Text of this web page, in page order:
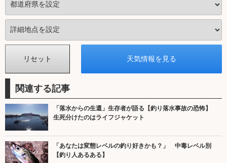
関連する記事
「落水からの生還」生存者が語る【釣り落水事故の恐怖】
生死分けたのはライフジャケット
「あなたは変態レベルの釣り好きかも？」 中毒レベル別
【釣り人あるある】